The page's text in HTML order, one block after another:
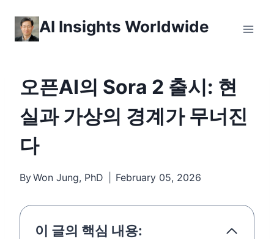
AI Insights Worldwide
오픈AI의 Sora 2 출시: 현
실과 가상의 경계가 무너진
다
ByWon Jung, PhD February 05, 2026
이 글의 핵심 내용: